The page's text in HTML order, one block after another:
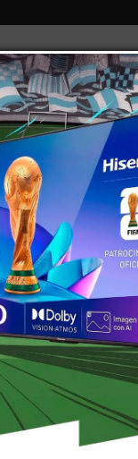
MUNDO PAÍS
pagarle más de $214...
y